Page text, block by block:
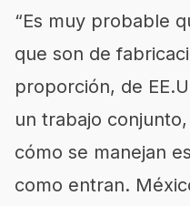
“Es muy probable
que son de
proporción, de
un trabajo
cómo se manejan
como entran.